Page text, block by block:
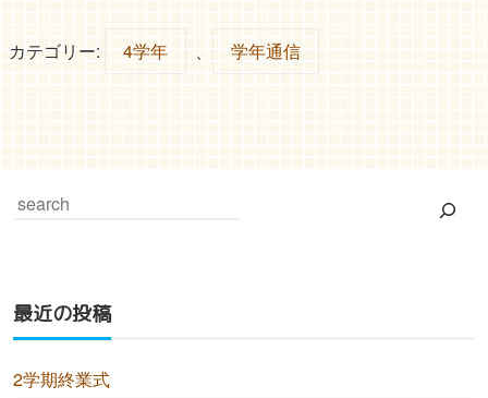
カテゴリー: 4学年 、 学年通信
最近の投稿
2学期終業式